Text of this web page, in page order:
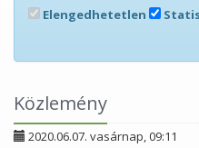
Elengedhetetlen
Közlemény
2020.06.07. vasárnap, 09:11